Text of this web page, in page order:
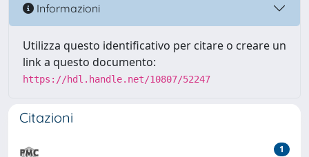
Informazioni
Utilizza questo identificativo per citare o creare un
link a questo documento:
https://hdl.handle.net/10807/52247
Citazioni
1